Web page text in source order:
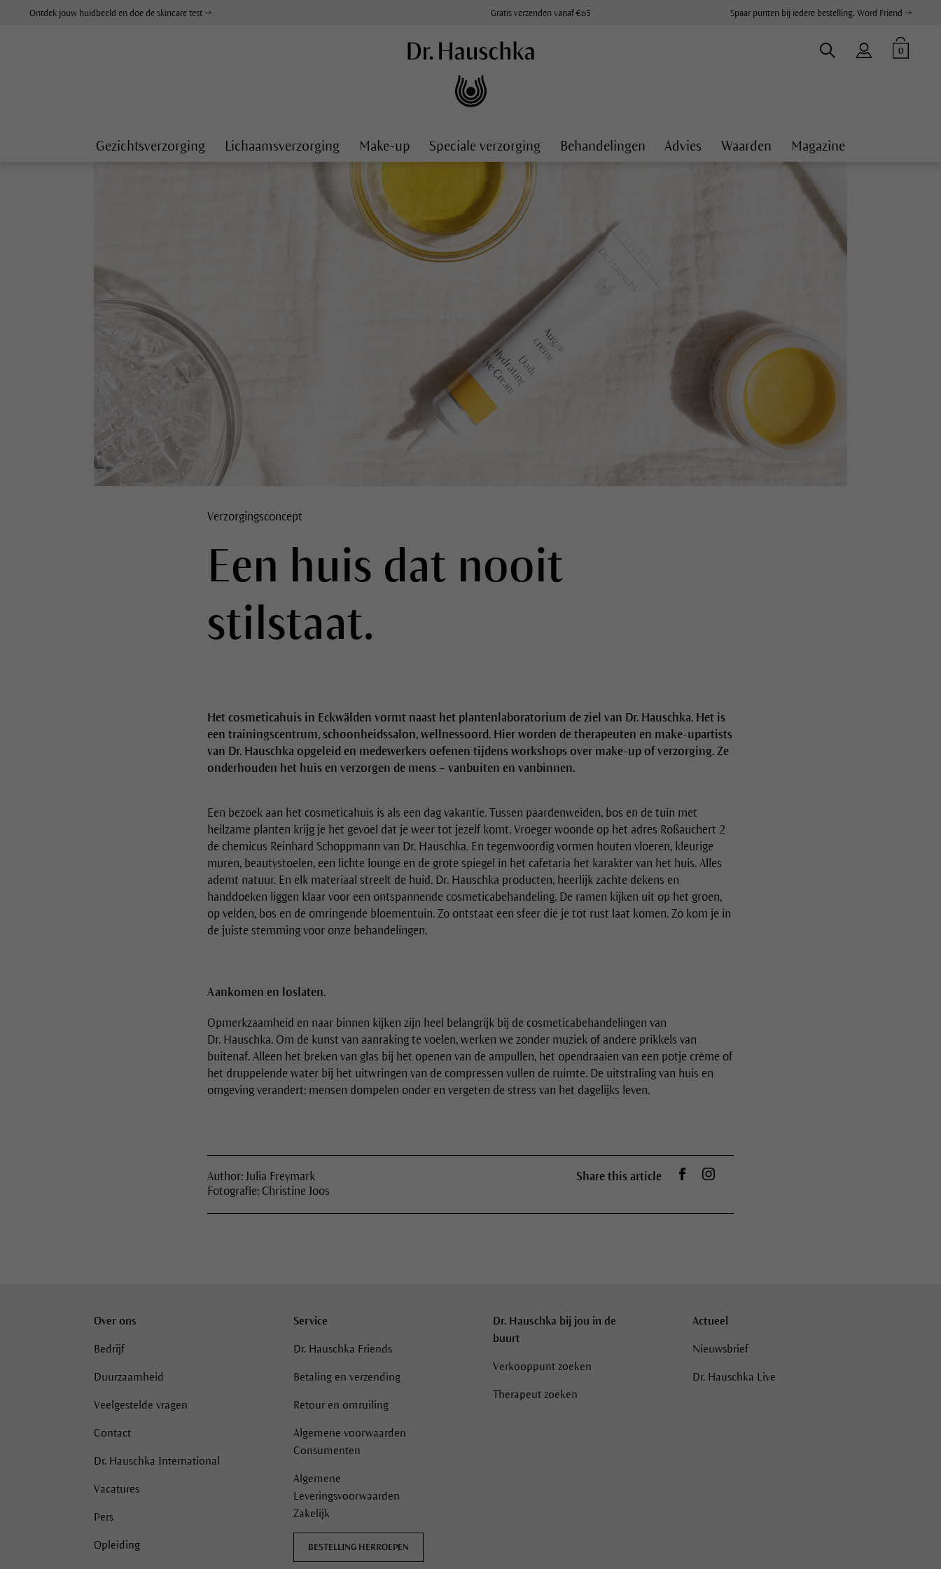
Ontdek jouw huidbeeld en doe de skincare test → Gratis verzenden vanaf €65 Spaar punten bij iedere bestelling. Word Friend →
0
Gezichtsverzorging Lichaamsverzorging Make-up Speciale verzorging Behandelingen Advies Waarden Magazine
Verzorgingsconcept
Een huis dat nooit
stilstaat.
Het cosmeticahuis in Eckwälden vormt naast het plantenlaboratorium de ziel van Dr. Hauschka. Het is
een trainingscentrum, schoonheidssalon, wellnessoord. Hier worden de therapeuten en make-upartists
van Dr. Hauschka opgeleid en medewerkers oefenen tijdens workshops over make-up of verzorging. Ze
onderhouden het huis en verzorgen de mens – vanbuiten en vanbinnen.
Een bezoek aan het cosmeticahuis is als een dag vakantie. Tussen paardenweiden, bos en de tuin met
heilzame planten krijg je het gevoel dat je weer tot jezelf komt. Vroeger woonde op het adres Roßauchert 2
de chemicus Reinhard Schoppmann van Dr. Hauschka. En tegenwoordig vormen houten vloeren, kleurige
muren, beautystoelen, een lichte lounge en de grote spiegel in het cafetaria het karakter van het huis. Alles
ademt natuur. En elk materiaal streelt de huid. Dr. Hauschka producten, heerlijk zachte dekens en
handdoeken liggen klaar voor een ontspannende cosmeticabehandeling. De ramen kijken uit op het groen,
op velden, bos en de omringende bloementuin. Zo ontstaat een sfeer die je tot rust laat komen. Zo kom je in
de juiste stemming voor onze behandelingen.
Aankomen en loslaten.
Opmerkzaamheid en naar binnen kijken zijn heel belangrijk bij de cosmeticabehandelingen van
Dr. Hauschka. Om de kunst van aanraking te voelen, werken we zonder muziek of andere prikkels van
buitenaf. Alleen het breken van glas bij het openen van de ampullen, het opendraaien van een potje crème of
het druppelende water bij het uitwringen van de compressen vullen de ruimte. De uitstraling van huis en
omgeving verandert: mensen dompelen onder en vergeten de stress van het dagelijks leven.
Author: Julia Freymark
Fotografie: Christine Joos
Share this article Auf Facebook teilen
Dr.Hauschka auf Instagram
Over ons
Bedrijf
Duurzaamheid
Veelgestelde vragen
Contact
Dr. Hauschka International
Vacatures
Pers
Opleiding
Service
Dr. Hauschka Friends
Betaling en verzending
Retour en omruiling
Algemene voorwaarden
Consumenten
Algemene
Leveringsvoorwaarden
Zakelijk
BESTELLING HERROEPEN
Dr. Hauschka bij jou in de
buurt
Verkooppunt zoeken
Therapeut zoeken
Actueel
Nieuwsbrief
Dr. Hauschka Live